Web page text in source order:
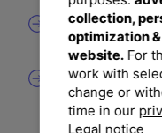
Modernes Design
Neueste
mit den klaren
Stufenlos
Manuell lässt sich
Hebel
collection,
optimization
website.For
work with
change or
time in our
Legal notice